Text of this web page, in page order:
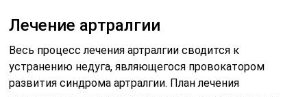
Лечение артралгии
Весь процесс лечения артралгии сводится к
устранению недуга, являющегося провокатором
развития синдрома артралгии. План лечения